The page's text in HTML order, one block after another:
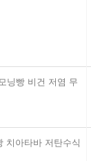
닝빵 비건 저염 무
치아타바 저탄수식